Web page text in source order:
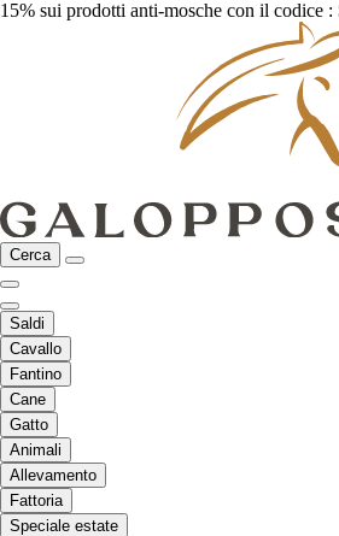
15% sui prodotti anti-mosche con il codice :
Cerca
Saldi
Cavallo
Fantino
Cane
Gatto
Animali
Allevamento
Fattoria
Speciale estate